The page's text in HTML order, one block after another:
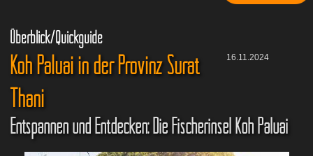
Überblick/Quickguide
16.11.2024
Koh Paluai in der Provinz Surat
Thani
Entspannen und Entdecken: Die Fischerinsel Koh Paluai